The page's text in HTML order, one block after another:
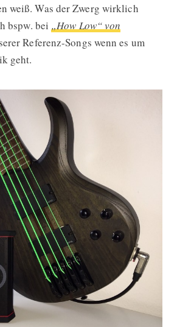
weiß. Was der Zwerg wirklich
bspw. bei „How Low“ von
Referenz-Songs wenn es um
geht.